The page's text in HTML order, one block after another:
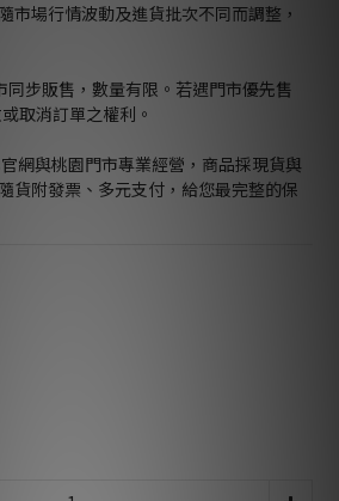
場行情波動及進貨批次不同而調整，
步販售，數量有限。若遇門市優先售
取消訂單之權利。
網與桃園門市專業經營，商品採現貨與
貨附發票、多元支付，給您最完整的保